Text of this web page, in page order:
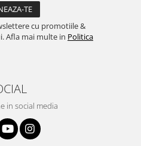
cu promotiile &
Afla mai multe in Politica
in social media